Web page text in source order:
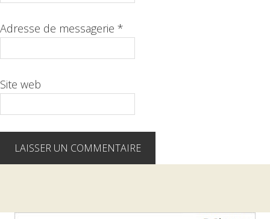
Adresse de messagerie *
Site web